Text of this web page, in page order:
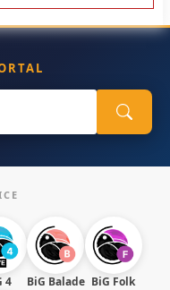
4 BiG Balade BiG Folk